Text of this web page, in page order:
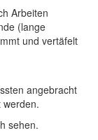
Arbeiten
(lange
und vertäfelt
angebracht
sehen.